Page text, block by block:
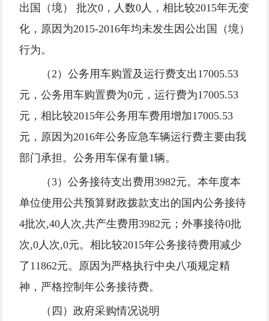
出国（境） 批次0，人数0人，相比较2015年无变
化，原因为2015-2016年均未发生因公出国（境）
行为。
（2）公务用车购置及运行费支出17005.53
元，公务用车购置费为0元，运行费为17005.53
元，相比较2015年公务用车费用增加17005.53
元，原因为2016年公务应急车辆运行费主要由我
部门承担。公务用车保有量1辆。
（3）公务接待支出费用3982元。本年度本
单位使用公共预算财政拨款支出的国内公务接待
4批次,40人次,共产生费用3982元；外事接待0批
次,0人次,0元。相比较2015年公务接待费用减少
了11862元。原因为严格执行中央八项规定精
神，严格控制年公务接待费。
（四）政府采购情况说明